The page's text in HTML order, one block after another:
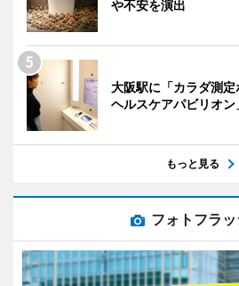
や不安を演出
大阪駅に「カラダ測
ヘルスケアパビリオ
もっと見る
フォトフラ